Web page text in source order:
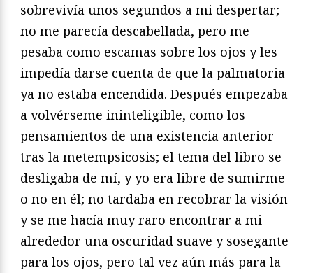
sobrevivía unos segundos a mi despertar;
no me parecía descabellada, pero me
pesaba como escamas sobre los ojos y les
impedía darse cuenta de que la palmatoria
ya no estaba encendida. Después empezaba
a volvérseme ininteligible, como los
pensamientos de una existencia anterior
tras la metempsicosis; el tema del libro se
desligaba de mí, y yo era libre de sumirme
o no en él; no tardaba en recobrar la visión
y se me hacía muy raro encontrar a mi
alrededor una oscuridad suave y sosegante
para los ojos, pero tal vez aún más para la